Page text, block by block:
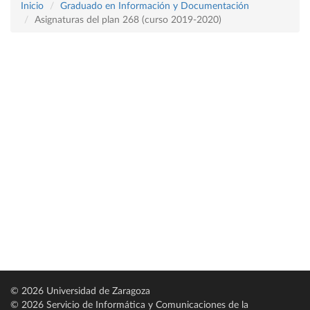
Inicio
Graduado en Información y Documentación
Asignaturas del plan 268 (curso 2019-2020)
© 2026 Universidad de Zaragoza
© 2026 Servicio de Informática y Comunicaciones de la